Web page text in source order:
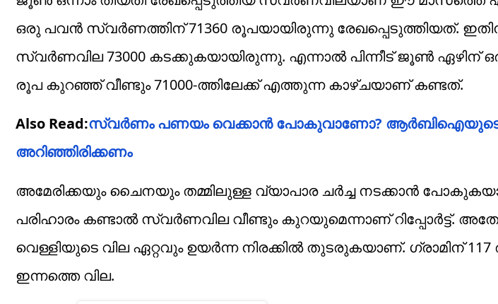
ഒരു പവൻ സ്വർണത്തിന് 71360 രൂപയായിരുന്നു രേഖപ്പെടുത്തിയത്.
സ്വർണവില 73000 കടക്കുകയായിരുന്നു. എന്നാൽ പിന്നീട് ജൂൺ ഏഴിന്
രൂപ കുറഞ്ഞ് വീണ്ടും 71000-ത്തിലേക്ക് എത്തുന്ന കാഴ്ചയാണ് കണ്ടത്.
Also Read:സ്വർണം പണയം വെക്കാൻ പോകുവാണോ? ആർബിഐയുടെ
അറിഞ്ഞിരിക്കണം
അമേരിക്കയും ചൈനയും തമ്മിലുള്ള വ്യാപാര ചര്‍ച്ച നടക്കാന്‍
പരിഹാരം കണ്ടാല്‍ സ്വര്‍ണവില വീണ്ടും കുറയുമെന്നാണ് റിപ്പോർട്ട്.
വെള്ളിയുടെ വില ഏറ്റവും ഉയര്‍ന്ന നിരക്കില്‍ തുടരുകയാണ്. ഗ്രാമിന്
ഇന്നത്തെ വില.